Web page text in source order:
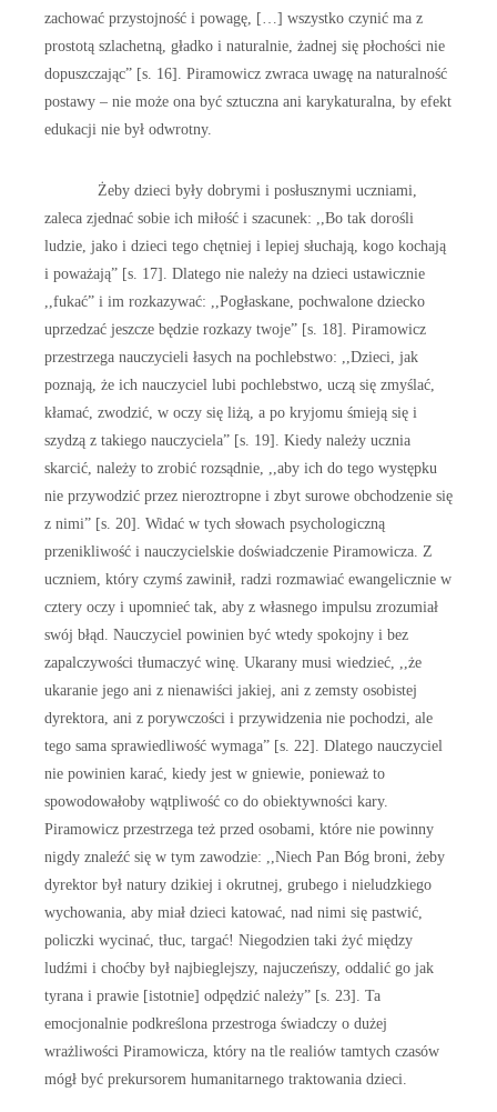
zachować przystojność i powagę, […] wszystko czynić ma z
prostotą szlachetną, gładko i naturalnie, żadnej się płochości nie
dopuszczając” [s. 16]. Piramowicz zwraca uwagę na naturalność
postawy – nie może ona być sztuczna ani karykaturalna, by efekt
edukacji nie był odwrotny.
Żeby dzieci były dobrymi i posłusznymi uczniami,
zaleca zjednać sobie ich miłość i szacunek: ,,Bo tak dorośli
ludzie, jako i dzieci tego chętniej i lepiej słuchają, kogo kochają
i poważają” [s. 17]. Dlatego nie należy na dzieci ustawicznie
,,fukać” i im rozkazywać: ,,Pogłaskane, pochwalone dziecko
uprzedzać jeszcze będzie rozkazy twoje” [s. 18]. Piramowicz
przestrzega nauczycieli łasych na pochlebstwo: ,,Dzieci, jak
poznają, że ich nauczyciel lubi pochlebstwo, uczą się zmyślać,
kłamać, zwodzić, w oczy się liżą, a po kryjomu śmieją się i
szydzą z takiego nauczyciela” [s. 19]. Kiedy należy ucznia
skarcić, należy to zrobić rozsądnie, ,,aby ich do tego występku
nie przywodzić przez nieroztropne i zbyt surowe obchodzenie się
z nimi” [s. 20]. Widać w tych słowach psychologiczną
przenikliwość i nauczycielskie doświadczenie Piramowicza. Z
uczniem, który czymś zawinił, radzi rozmawiać ewangelicznie w
cztery oczy i upomnieć tak, aby z własnego impulsu zrozumiał
swój błąd. Nauczyciel powinien być wtedy spokojny i bez
zapalczywości tłumaczyć winę. Ukarany musi wiedzieć, ,,że
ukaranie jego ani z nienawiści jakiej, ani z zemsty osobistej
dyrektora, ani z porywczości i przywidzenia nie pochodzi, ale
tego sama sprawiedliwość wymaga” [s. 22]. Dlatego nauczyciel
nie powinien karać, kiedy jest w gniewie, ponieważ to
spowodowałoby wątpliwość co do obiektywności kary.
Piramowicz przestrzega też przed osobami, które nie powinny
nigdy znaleźć się w tym zawodzie: ,,Niech Pan Bóg broni, żeby
dyrektor był natury dzikiej i okrutnej, grubego i nieludzkiego
wychowania, aby miał dzieci katować, nad nimi się pastwić,
policzki wycinać, tłuc, targać! Niegodzien taki żyć między
ludźmi i choćby był najbieglejszy, najuczeńszy, oddalić go jak
tyrana i prawie [istotnie] odpędzić należy” [s. 23]. Ta
emocjonalnie podkreślona przestroga świadczy o dużej
wrażliwości Piramowicza, który na tle realiów tamtych czasów
mógł być prekursorem humanitarnego traktowania dzieci.